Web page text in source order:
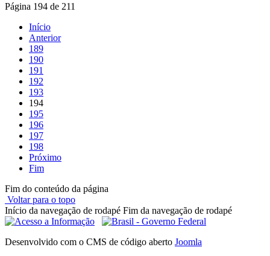
Página 194 de 211
Início
Anterior
189
190
191
192
193
194
195
196
197
198
Próximo
Fim
Fim do conteúdo da página
Voltar para o topo
Início da navegação de rodapé Fim da navegação de rodapé
Desenvolvido com o CMS de código aberto Joomla